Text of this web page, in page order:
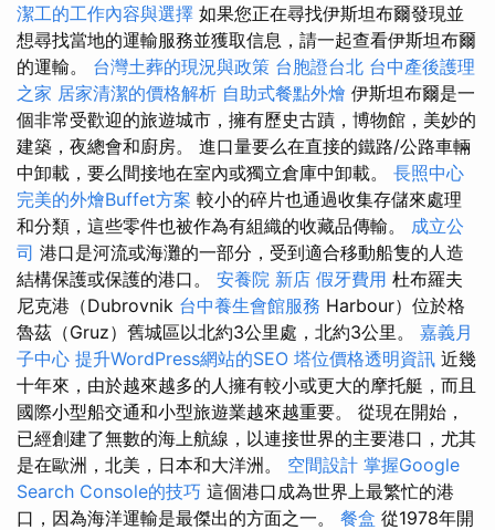
潔工的工作內容與選擇 如果您正在尋找伊斯坦布爾發現並
想尋找當地的運輸服務並獲取信息，請一起查看伊斯坦布爾
的運輸。 台灣土葬的現況與政策 台胞證台北 台中產後護理
之家 居家清潔的價格解析 自助式餐點外燴 伊斯坦布爾是一
個非常受歡迎的旅遊城市，擁有歷史古蹟，博物館，美妙的
建築，夜總會和廚房。 進口量要么在直接的鐵路/公路車輛
中卸載，要么間接地在室內或獨立倉庫中卸載。 長照中心
完美的外燴Buffet方案 較小的碎片也通過收集存儲來處理
和分類，這些零件也被作為有組織的收藏品傳輸。 成立公
司 港口是河流或海灘的一部分，受到適合移動船隻的人造
結構保護或保護的港口。 安養院 新店 假牙費用 杜布羅夫
尼克港（Dubrovnik 台中養生會館服務 Harbour）位於格
魯茲（Gruz）舊城區以北約3公里處，北約3公里。 嘉義月
子中心 提升WordPress網站的SEO 塔位價格透明資訊 近幾
十年來，由於越來越多的人擁有較小或更大的摩托艇，而且
國際小型船交通和小型旅遊業越來越重要。 從現在開始，
已經創建了無數的海上航線，以連接世界的主要港口，尤其
是在歐洲，北美，日本和大洋洲。 空間設計 掌握Google
Search Console的技巧 這個港口成為世界上最繁忙的港
口，因為海洋運輸是最傑出的方面之一。 餐盒 從1978年開